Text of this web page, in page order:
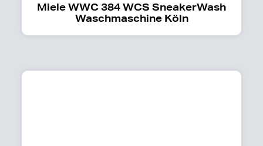
Miele WWC 384 WCS SneakerWash
Waschmaschine Köln